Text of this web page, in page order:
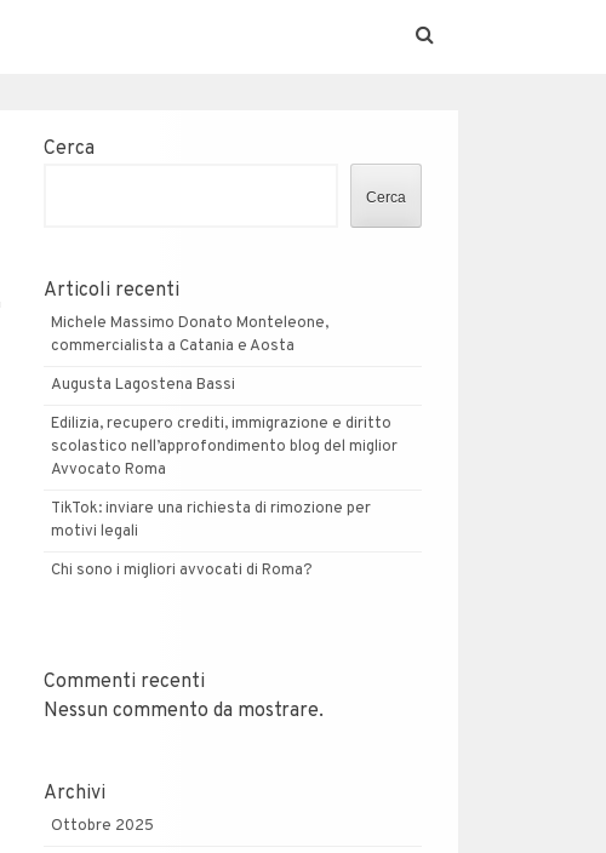
Cerca
Cerca
Articoli recenti
Michele Massimo Donato Monteleone,
commercialista a Catania e Aosta
Augusta Lagostena Bassi
Edilizia, recupero crediti, immigrazione e diritto
scolastico nell’approfondimento blog del miglior
Avvocato Roma
TikTok: inviare una richiesta di rimozione per
motivi legali
Chi sono i migliori avvocati di Roma?
Commenti recenti
Nessun commento da mostrare.
Archivi
Ottobre 2025